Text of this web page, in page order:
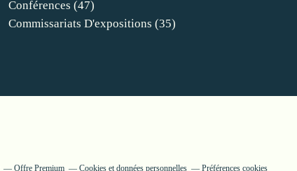
Conférences (47)
Commissariats D'expositions (35)
Offre Premium Cookies et données personnelles Préférences cookies